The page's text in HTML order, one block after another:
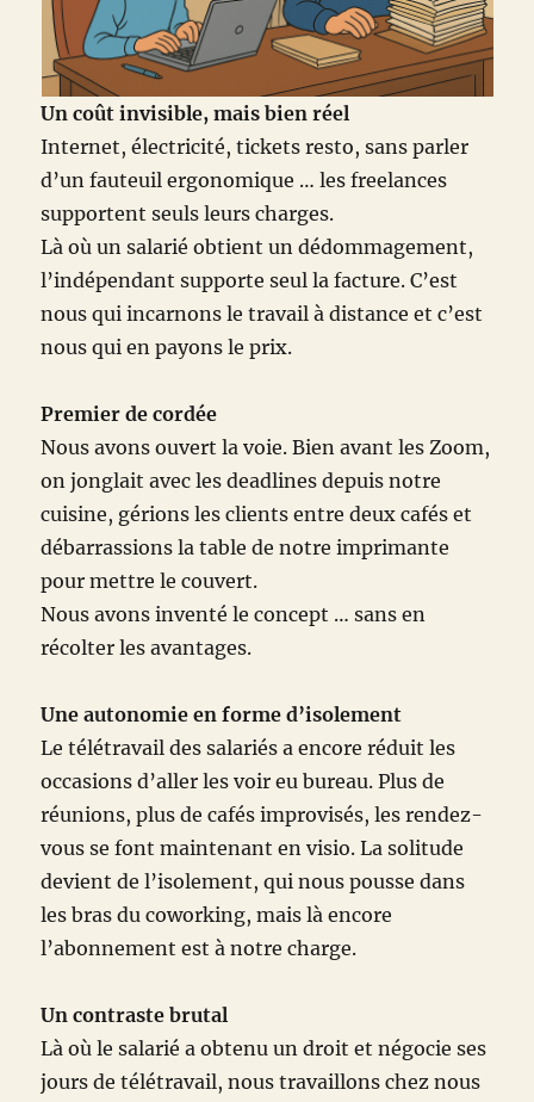
Un coût invisible, mais bien réel
Internet, électricité, tickets resto, sans parler
d’un fauteuil ergonomique … les freelances
supportent seuls leurs charges.
Là où un salarié obtient un dédommagement,
l’indépendant supporte seul la facture. C’est
nous qui incarnons le travail à distance et c’est
nous qui en payons le prix.
Premier de cordée
Nous avons ouvert la voie. Bien avant les Zoom,
on jonglait avec les deadlines depuis notre
cuisine, gérions les clients entre deux cafés et
débarrassions la table de notre imprimante
pour mettre le couvert.
Nous avons inventé le concept … sans en
récolter les avantages.
Une autonomie en forme d’isolement
Le télétravail des salariés a encore réduit les
occasions d’aller les voir eu bureau. Plus de
réunions, plus de cafés improvisés, les rendez-
vous se font maintenant en visio. La solitude
devient de l’isolement, qui nous pousse dans
les bras du coworking, mais là encore
l’abonnement est à notre charge.
Un contraste brutal
Là où le salarié a obtenu un droit et négocie ses
jours de télétravail, nous travaillons chez nous